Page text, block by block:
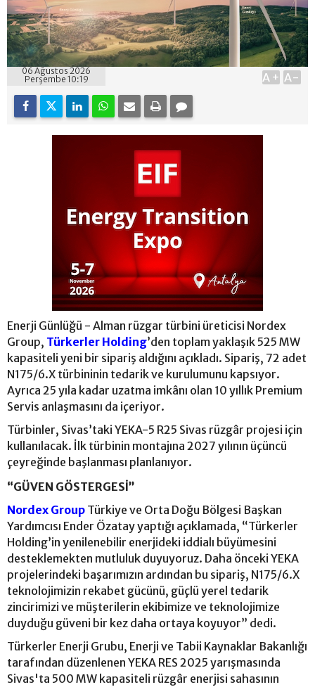
06 Ağustos 2026
Perşembe 10:19
A+ A-
Enerji Günlüğü - Alman rüzgar türbini üreticisi Nordex
Group, Türkerler Holding’den toplam yaklaşık 525 MW
kapasiteli yeni bir sipariş aldığını açıkladı. Sipariş, 72 adet
N175/6.X türbininin tedarik ve kurulumunu kapsıyor.
Ayrıca 25 yıla kadar uzatma imkânı olan 10 yıllık Premium
Servis anlaşmasını da içeriyor.
Türbinler, Sivas’taki YEKA-5 R25 Sivas rüzgâr projesi için
kullanılacak. İlk türbinin montajına 2027 yılının üçüncü
çeyreğinde başlanması planlanıyor.
“GÜVEN GÖSTERGESİ”
Nordex Group Türkiye ve Orta Doğu Bölgesi Başkan
Yardımcısı Ender Özatay yaptığı açıklamada, “Türkerler
Holding’in yenilenebilir enerjideki iddialı büyümesini
desteklemekten mutluluk duyuyoruz. Daha önceki YEKA
projelerindeki başarımızın ardından bu sipariş, N175/6.X
teknolojimizin rekabet gücünü, güçlü yerel tedarik
zincirimizi ve müşterilerin ekibimize ve teknolojimize
duyduğu güveni bir kez daha ortaya koyuyor” dedi.
Türkerler Enerji Grubu, Enerji ve Tabii Kaynaklar Bakanlığı
tarafından düzenlenen YEKA RES 2025 yarışmasında
Sivas'ta 500 MW kapasiteli rüzgâr enerjisi sahasının